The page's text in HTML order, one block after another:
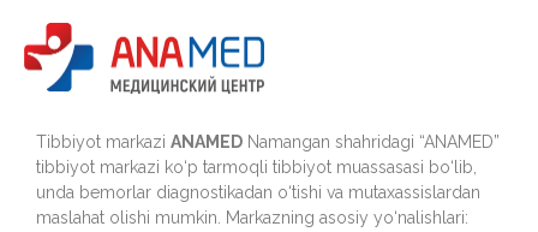
Tibbiyot markazi ANAMED Namangan shahridagi “ANAMED”
tibbiyot markazi ko‘p tarmoqli tibbiyot muassasasi bo‘lib,
unda bemorlar diagnostikadan o‘tishi va mutaxassislardan
maslahat olishi mumkin. Markazning asosiy yo‘nalishlari: